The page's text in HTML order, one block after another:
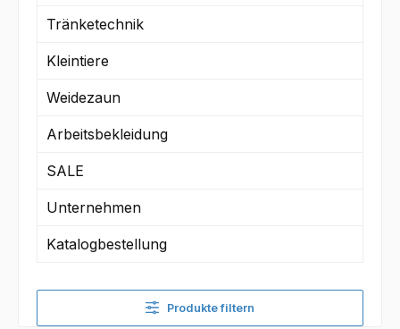
Tränketechnik
Kleintiere
Weidezaun
Arbeitsbekleidung
SALE
Unternehmen
Katalogbestellung
Produkte filtern